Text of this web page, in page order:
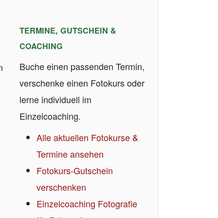
TERMINE, GUTSCHEIN &
COACHING
Buche einen passenden Termin,
verschenke einen Fotokurs oder
lerne individuell im
Einzelcoaching.
Alle aktuellen Fotokurse &
Termine ansehen
Fotokurs-Gutschein
verschenken
Einzelcoaching Fotografie